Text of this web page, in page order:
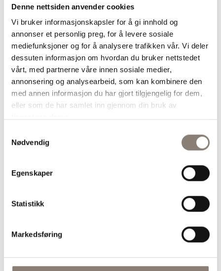
Denne nettsiden anvender cookies
Vi bruker informasjonskapsler for å gi innhold og
annonser et personlig preg, for å levere sosiale
mediefunksjoner og for å analysere trafikken vår. Vi deler
dessuten informasjon om hvordan du bruker nettstedet
vårt, med partnerne våre innen sosiale medier,
annonsering og analysearbeid, som kan kombinere den
med annen informasjon du har gjort tilgjengelig for dem,
eller som de har samlet inn gjennom din bruk av
Nødvendig
Egenskaper
Statistikk
Markedsføring
Middag Suppe Vegetar
Hvite bønner i kremet kraft